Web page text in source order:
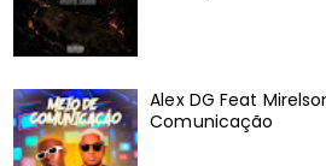
Alex DG Feat
Comunicação